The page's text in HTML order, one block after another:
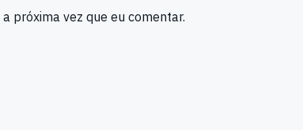
próxima vez que eu comentar.